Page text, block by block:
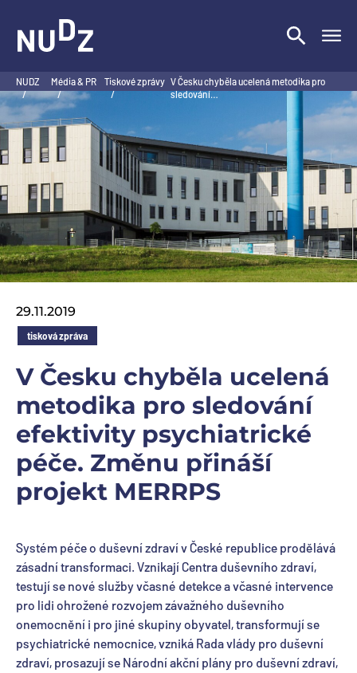
NUDZ
/
Média & PR
/
Tiskové zprávy
/
V Česku chyběla ucelená metodika pro
sledování…
29.11.2019
tisková zpráva
V Česku chyběla ucelená
metodika pro sledování
efektivity psychiatrické
péče. Změnu přináší
projekt MERRPS
Systém péče o duševní zdraví v České republice prodělává
zásadní transformaci. Vznikají Centra duševního zdraví,
testují se nové služby včasné detekce a včasné intervence
pro lidi ohrožené rozvojem závažného duševního
onemocnění i pro jiné skupiny obyvatel, transformují se
psychiatrické nemocnice, vzniká Rada vlády pro duševní
zdraví, prosazují se Národní akční plány pro duševní zdraví,